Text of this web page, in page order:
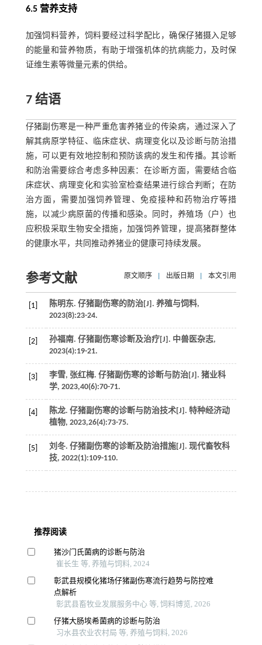
6.5 营养支持
加强饲料营养，饲料要经过科学配比，确保仔猪摄入足够
的能量和营养物质，有助于增强机体的抗病能力，及时保
证维生素等微量元素的供给。
7 结语
仔猪副伤寒是一种严重危害养猪业的传染病，通过深入了
解其病原学特征、临床症状、病理变化以及诊断与防治措
施，可以更有效地控制和预防该病的发生和传播。其诊断
和防治需要综合考虑多种因素：在诊断方面，需要结合临
床症状、病理变化和实验室检查结果进行综合判断；在防
治方面，需要加强饲养管理、免疫接种和药物治疗等措
施，以减少病原菌的传播和感染。同时，养殖场（户）也
应积极采取生物安全措施，加强饲养管理，提高猪群整体
的健康水平，共同推动养猪业的健康可持续发展。
参考文献 原文顺序 出版日期 本文引用
[1] 陈明东. 仔猪副伤寒的防治[J]. 养殖与饲料,
2023(8):23-24.
[2] 孙福南. 仔猪副伤寒诊断及治疗[J]. 中兽医杂志,
2023(4):19-21.
[3] 李雪, 张红梅. 仔猪副伤寒的诊断与防治[J]. 猪业科
学, 2023,40(6):70-71.
[4] 陈龙. 仔猪副伤寒的诊断与防治技术[J]. 特种经济动
植物, 2023,26(4):73-75.
[5] 刘冬. 仔猪副伤寒的诊断及防治措施[J]. 现代畜牧科
技, 2022(1):109-110.